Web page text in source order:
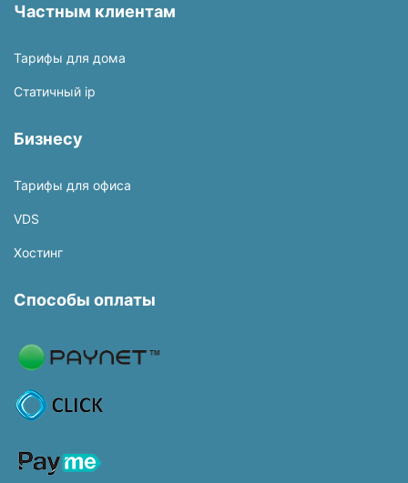
Частным клиентам
Тарифы для дома
Статичный ip
Бизнесу
Тарифы для офиса
VDS
Хостинг
Способы оплаты